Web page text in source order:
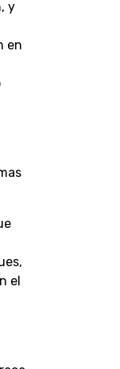
y
en
el